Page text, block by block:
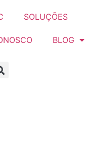
SOLUÇÕES
BLOG